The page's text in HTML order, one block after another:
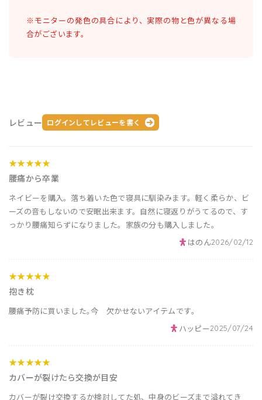
※モニターの発色の具合により、実際の物と色が異なる場
合がございます。
レビュー ログインしてレビューを書く
腰痛から卒業
★★★★★
ネイビーを購入。落ち着いた色で寝具に馴染みます。軽く柔らか、ビ
ーズの音もしないので安眠出来ます。自然に寝返りがうてるので、す
っかり腰痛知らずになりました。家族の分も購入しました。
はのん2026/02/12
抱き枕
★★★★★
腰痛予防に買いました｡今 欠かせないアイテムです｡
ハッピー2025/07/24
カバーが裂けたら交換が目安
★★★★★
カバーが裂け交換するか検討してた処、中身のビーズまで溢れてき